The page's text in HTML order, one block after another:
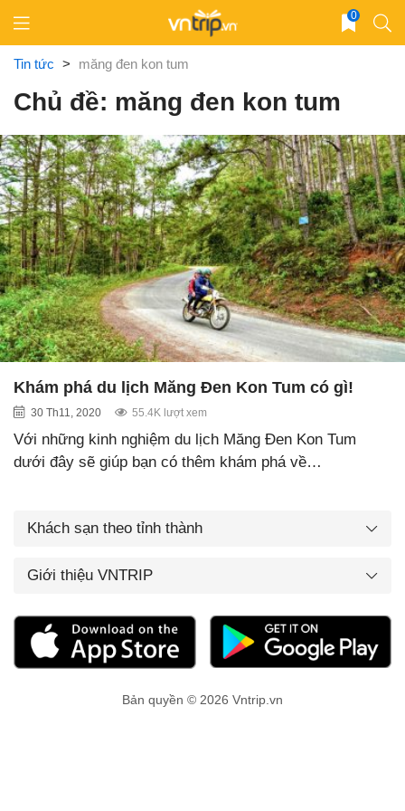
content
0
Tin tức > măng đen kon tum
Chủ đề: măng đen kon tum
Khám phá du lịch Măng Đen Kon Tum có gì!
30 Th11, 2020 55.4K lượt xem
Với những kinh nghiệm du lịch Măng Đen Kon Tum
dưới đây sẽ giúp bạn có thêm khám phá về…
Khách sạn theo tỉnh thành
Giới thiệu VNTRIP
Bản quyền © 2026 Vntrip.vn